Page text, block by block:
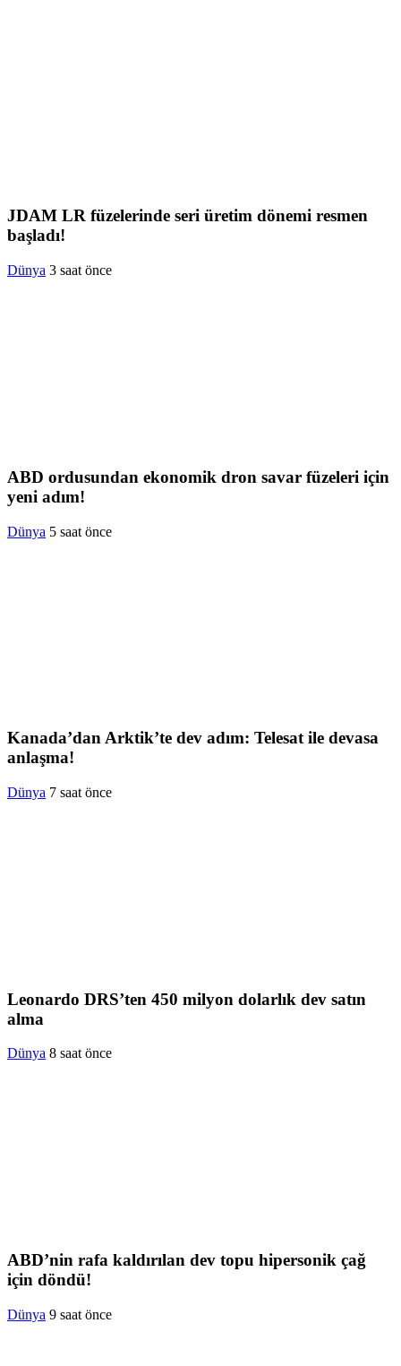
JDAM LR füzelerinde seri üretim dönemi resmen
başladı!
Dünya 3 saat önce
ABD ordusundan ekonomik dron savar füzeleri için
yeni adım!
Dünya 5 saat önce
Kanada’dan Arktik’te dev adım: Telesat ile devasa
anlaşma!
Dünya 7 saat önce
Leonardo DRS’ten 450 milyon dolarlık dev satın
alma
Dünya 8 saat önce
ABD’nin rafa kaldırılan dev topu hipersonik çağ
için döndü!
Dünya 9 saat önce